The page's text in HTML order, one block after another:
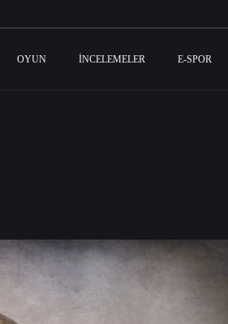
OYUN İNCELEMELER E-SPOR